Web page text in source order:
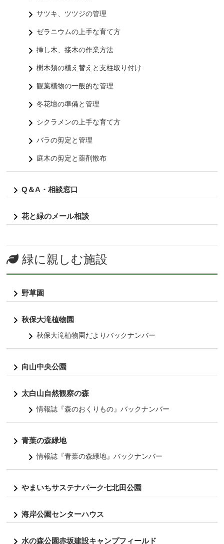
サツキ、ツツジの管理
ゼラニウムの上手な育て方
挿し木、接木の作業方法
樹木類の植え替えと支柱取り付け
観葉植物の一般的な管理
冬花壇の準備と管理
シクラメンの上手な育て方
バラの剪定と管理
庭木の剪定と薬剤散布
Q＆A・相談窓口
花と緑のメール相談
緑に親しむ施設
野草園
秋保大滝植物園
秋保大滝植物園だよりバックナンバー
向山中央公園
太白山自然観察の森
情報誌『森のおくりもの』バックナンバー
青葉の森緑地
情報誌『青葉の森緑地』バックナンバー
やまいちサステナパーク七北田公園
海岸公園センターハウス
水の森公園赤坂建設キャンプフィールド